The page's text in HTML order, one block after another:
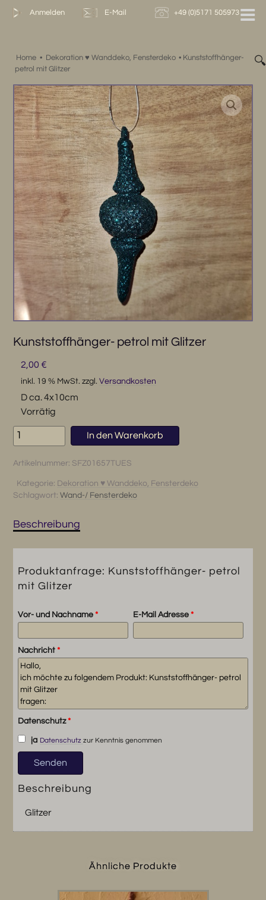
Zum
Anmelden E-Mail +49 (0)5171 505973
Home • Dekoration ♥ Wanddeko, Fensterdeko • Kunststoffhänger-
petrol mit Glitzer
🔍
Kunststoffhänger- petrol mit Glitzer
2,00 €
inkl. 19 % MwSt. zzgl. Versandkosten
D ca. 4x10cm
Vorrätig
Kunststoffhänger-
petrol
Menge
In den Warenkorb
Artikelnummer: SFZ01657TUES
Kategorie: Dekoration ♥ Wanddeko, Fensterdeko
Schlagwort:Wand-/ Fensterdeko
Beschreibung
Produktanfrage: Kunststoffhänger- petrol
mit Glitzer
Vor- und Nachname* E-Mail Adresse *
Nachricht*
Datenschutz*
ja Datenschutz zur Kenntnis genommen
Beschreibung
Glitzer
Ähnliche Produkte